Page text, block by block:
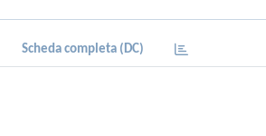
Scheda completa (DC)